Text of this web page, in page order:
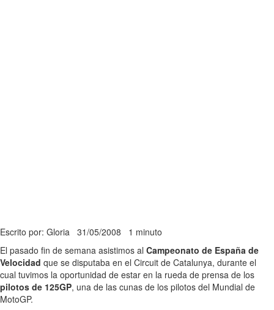
Escrito por: Gloria 31/05/2008 1 minuto
El pasado fin de semana asistimos al Campeonato de España de
Velocidad que se disputaba en el Circuit de Catalunya, durante el
cual tuvimos la oportunidad de estar en la rueda de prensa de los
pilotos de 125GP, una de las cunas de los pilotos del Mundial de
MotoGP.